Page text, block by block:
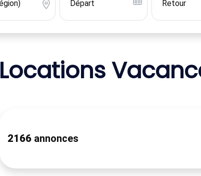
Locations
2166 annonces